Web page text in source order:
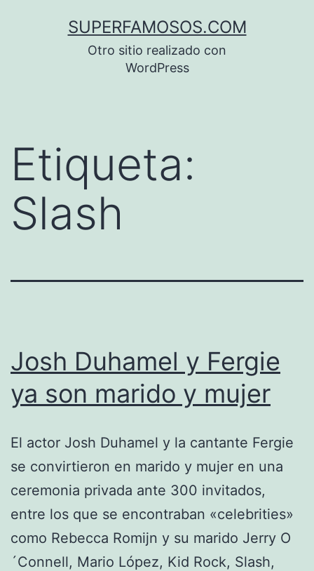
SUPERFAMOSOS.COM
Otro sitio realizado con
WordPress
Etiqueta:
Slash
Josh Duhamel y Fergie
ya son marido y mujer
El actor Josh Duhamel y la cantante Fergie
se convirtieron en marido y mujer en una
ceremonia privada ante 300 invitados,
entre los que se encontraban «celebrities»
como Rebecca Romijn y su marido Jerry O
´Connell, Mario López, Kid Rock, Slash,